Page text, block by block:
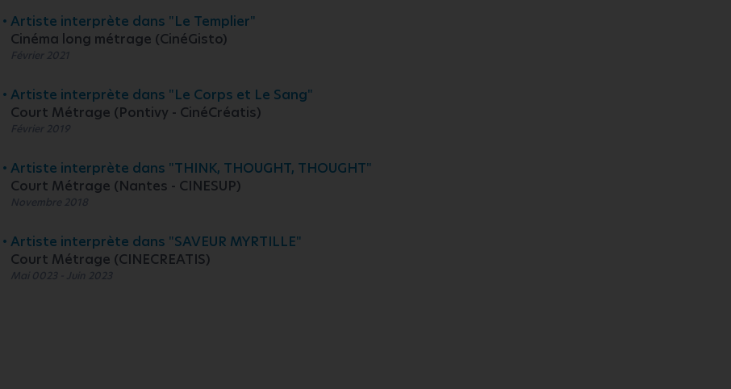
Artiste interprète dans "Le Templier"
Cinéma long métrage (CinéGisto)
Février 2021
Artiste interprète dans "Le Corps et Le Sang"
Court Métrage (Pontivy - CinéCréatis)
Février 2019
Artiste interprète dans "THINK, THOUGHT, THOUGHT"
Court Métrage (Nantes - CINESUP)
Novembre 2018
Artiste interprète dans "SAVEUR MYRTILLE"
Court Métrage (CINECREATIS)
Mai 0023 - Juin 2023